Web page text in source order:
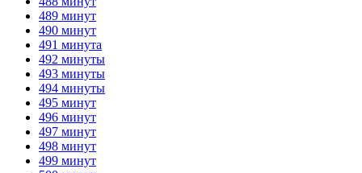
489 минут
490 минут
491 минута
492 минуты
493 минуты
494 минуты
495 минут
496 минут
497 минут
498 минут
499 минут